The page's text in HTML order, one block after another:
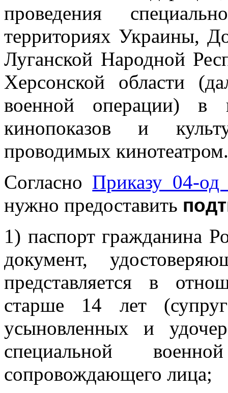
проведения
территориях Украины,
Луганской Народной
Херсонской области
военной операции) в
кинопоказов и
проводимых кинотеатром.
Согласно Приказу 04-
нужно предоставить
1) паспорт гражданина
документ,
представляется в
старше 14 лет
усыновленных и
специальной
сопровождающего лица;